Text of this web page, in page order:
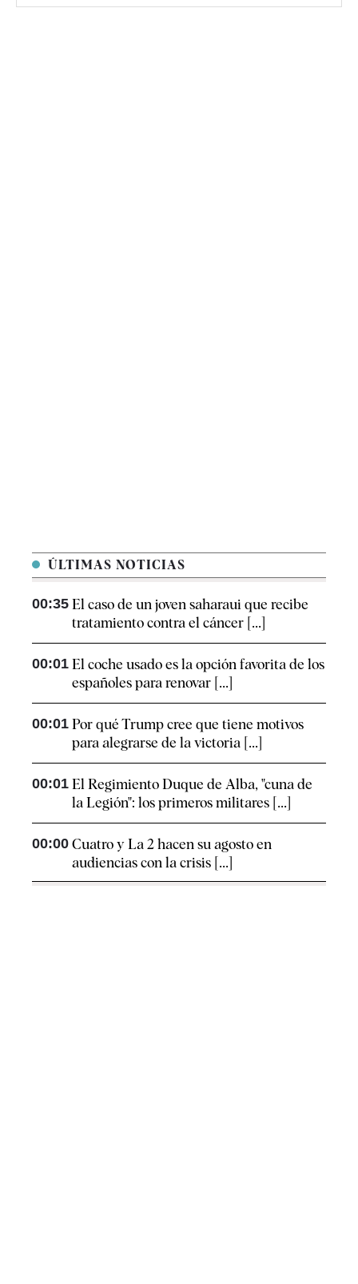
ÚLTIMAS NOTICIAS
00:35 El caso de un joven saharaui que recibe
tratamiento contra el cáncer [...]
00:01 El coche usado es la opción favorita de los
españoles para renovar [...]
00:01 Por qué Trump cree que tiene motivos
para alegrarse de la victoria [...]
00:01 El Regimiento Duque de Alba, "cuna de
la Legión": los primeros militares [...]
00:00 Cuatro y La 2 hacen su agosto en
audiencias con la crisis [...]